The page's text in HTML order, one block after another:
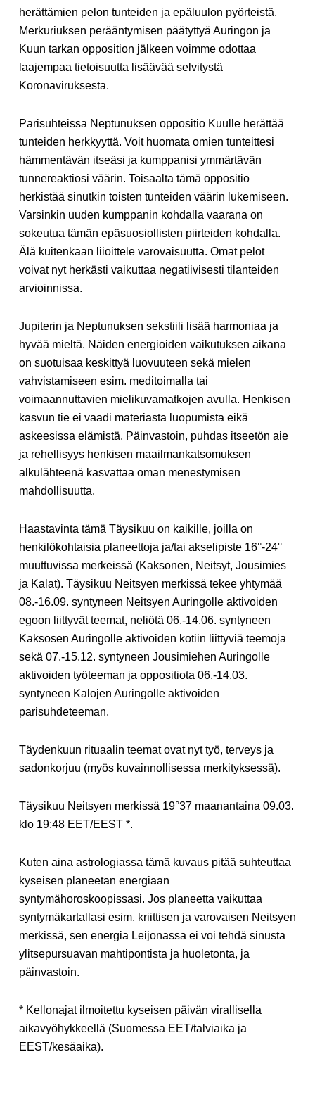
herättämien pelon tunteiden ja epäluulon pyörteistä.
Merkuriuksen perääntymisen päätyttyä Auringon ja
Kuun tarkan opposition jälkeen voimme odottaa
laajempaa tietoisuutta lisäävää selvitystä
Koronaviruksesta.
Parisuhteissa Neptunuksen oppositio Kuulle herättää
tunteiden herkkyyttä. Voit huomata omien tunteittesi
hämmentävän itseäsi ja kumppanisi ymmärtävän
tunnereaktiosi väärin. Toisaalta tämä oppositio
herkistää sinutkin toisten tunteiden väärin lukemiseen.
Varsinkin uuden kumppanin kohdalla vaarana on
sokeutua tämän epäsuosiollisten piirteiden kohdalla.
Älä kuitenkaan liioittele varovaisuutta. Omat pelot
voivat nyt herkästi vaikuttaa negatiivisesti tilanteiden
arvioinnissa.
Jupiterin ja Neptunuksen sekstiili lisää harmoniaa ja
hyvää mieltä. Näiden energioiden vaikutuksen aikana
on suotuisaa keskittyä luovuuteen sekä mielen
vahvistamiseen esim. meditoimalla tai
voimaannuttavien mielikuvamatkojen avulla. Henkisen
kasvun tie ei vaadi materiasta luopumista eikä
askeesissa elämistä. Päinvastoin, puhdas itseetön aie
ja rehellisyys henkisen maailmankatsomuksen
alkulähteenä kasvattaa oman menestymisen
mahdollisuutta.
Haastavinta tämä Täysikuu on kaikille, joilla on
henkilökohtaisia planeettoja ja/tai akselipiste 16°-24°
muuttuvissa merkeissä (Kaksonen, Neitsyt, Jousimies
ja Kalat). Täysikuu Neitsyen merkissä tekee yhtymää
08.-16.09. syntyneen Neitsyen Auringolle aktivoiden
egoon liittyvät teemat, neliötä 06.-14.06. syntyneen
Kaksosen Auringolle aktivoiden kotiin liittyviä teemoja
sekä 07.-15.12. syntyneen Jousimiehen Auringolle
aktivoiden työteeman ja oppositiota 06.-14.03.
syntyneen Kalojen Auringolle aktivoiden
parisuhdeteeman.
Täydenkuun rituaalin teemat ovat nyt työ, terveys ja
sadonkorjuu (myös kuvainnollisessa merkityksessä).
Täysikuu Neitsyen merkissä 19°37 maanantaina 09.03.
klo 19:48 EET/EEST *.
Kuten aina astrologiassa tämä kuvaus pitää suhteuttaa
kyseisen planeetan energiaan
syntymähoroskoopissasi. Jos planeetta vaikuttaa
syntymäkartallasi esim. kriittisen ja varovaisen Neitsyen
merkissä, sen energia Leijonassa ei voi tehdä sinusta
ylitsepursuavan mahtipontista ja huoletonta, ja
päinvastoin.
* Kellonajat ilmoitettu kyseisen päivän virallisella
aikavyöhykkeellä (Suomessa EET/talviaika ja
EEST/kesäaika).